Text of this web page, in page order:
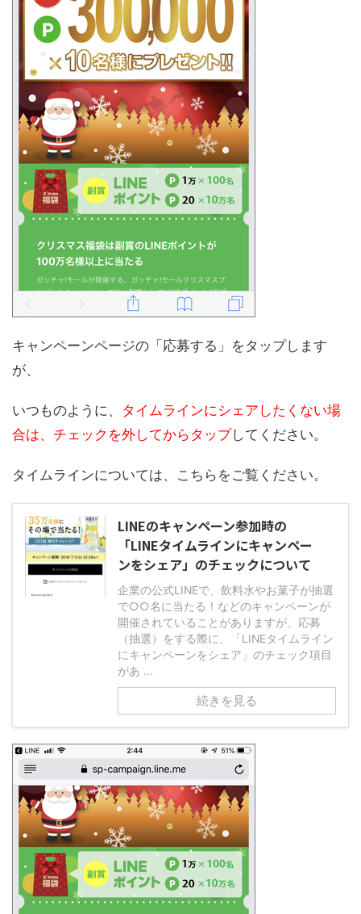
キャンペーンページの「応募する」をタップします
が、
いつものように、 タイムラインにシェアしたくない場
合は、チェックを外してからタップしてください。
タイムラインについては、こちらをご覧ください。
LINEのキャンペーン参加時の
「LINEタイムラインにキャンペー
ンをシェア」のチェックについて
企業の公式LINEで、飲料水やお菓子が抽選
で○○名に当たる！などのキャンペーンが
開催されていることがありますが、応募
（抽選）をする際に、「LINEタイムライン
にキャンペーンをシェア」のチェック項目
があ ...
続きを見る